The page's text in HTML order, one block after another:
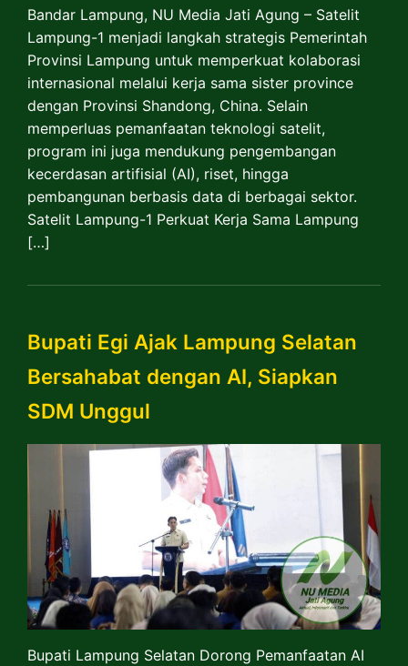
Bandar Lampung, NU Media Jati Agung – Satelit
Lampung-1 menjadi langkah strategis Pemerintah
Provinsi Lampung untuk memperkuat kolaborasi
internasional melalui kerja sama sister province
dengan Provinsi Shandong, China. Selain
memperluas pemanfaatan teknologi satelit,
program ini juga mendukung pengembangan
kecerdasan artifisial (AI), riset, hingga
pembangunan berbasis data di berbagai sektor.
Satelit Lampung-1 Perkuat Kerja Sama Lampung
[…]
Bupati Egi Ajak Lampung Selatan
Bersahabat dengan AI, Siapkan
SDM Unggul
Bupati Lampung Selatan Dorong Pemanfaatan AI